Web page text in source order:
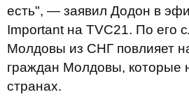
есть", — заявил Додон в
Important на TVC21. По его
Молдовы из СНГ повлияет
граждан Молдовы, которые
странах.